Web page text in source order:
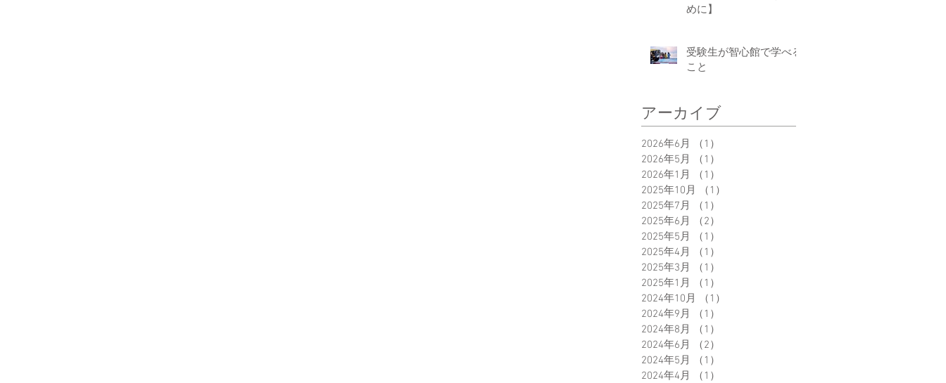
めに】
受験生が智心館で学べる
こと
アーカイブ
2026年6月 （1）
2026年5月
（1）
2026年1月
（1）
2025年10月
（1）
2025年7月
（1）
2025年6月
（2）
2025年5月
（1）
2025年4月
（1）
2025年3月
（1）
2025年1月
（1）
2024年10月
（1）
2024年9月
（1）
2024年8月
（1）
2024年6月
（2）
2024年5月
（1）
2024年4月
（1）